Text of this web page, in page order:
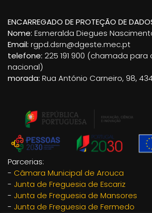
ENCARREGADO DE PROTEÇÃO DE
Nome: Esmeralda Diegues
Email: rgpd.dsrn@dgeste.mec.pt
telefone: 225 191 900 (chamada para
nacional)
morada: Rua António Carneiro, 98,
Parcerias:
- Câmara Municipal de Arouca
- Junta de Freguesia de Escariz
- Junta de Freguesia de Mansores
- Junta de Freguesia de Fermedo